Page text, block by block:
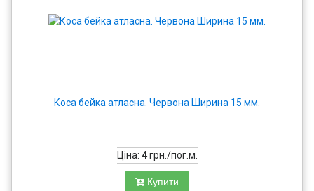
Коса бейка атласна. Червона Ширина 15 мм.
Ціна: 4грн./пог.м.
Купити